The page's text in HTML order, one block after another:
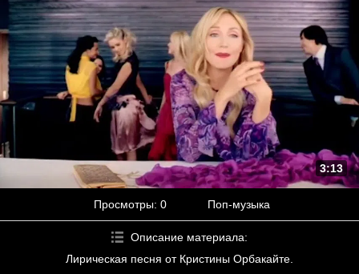
3:13
Просмотры: 0 Поп-музыка
Описание материала:
Лирическая песня от Кристины Орбакайте.